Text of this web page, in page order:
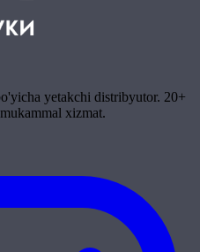
yetakchi distribyutor. 20+
xizmat.